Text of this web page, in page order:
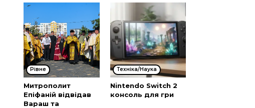
Рівне
Митрополит
Епіфаній відвідав
Вараш та
Техніка/Наука
Nintendo Switch 2
консоль для гри